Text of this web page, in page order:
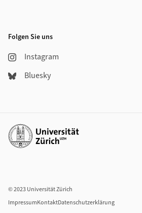
Folgen Sie uns
Instagram
Bluesky
Weiterführende Links
© 2023 Universität Zürich
ImpressumKontaktDatenschutzerklärung